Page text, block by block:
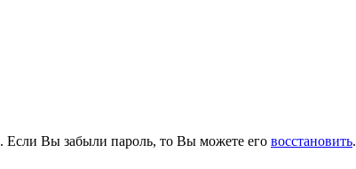
. Если Вы забыли пароль, то Вы можете его восстановить.